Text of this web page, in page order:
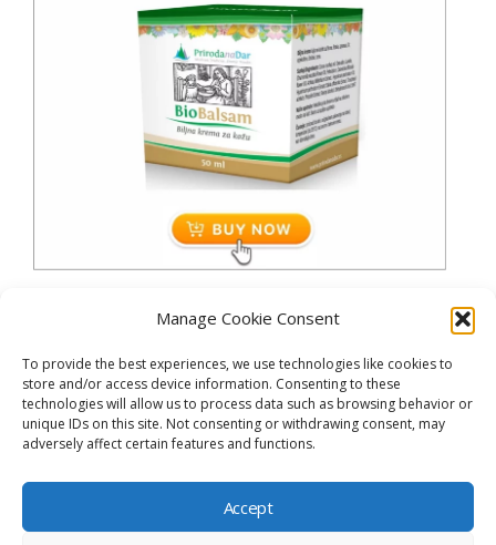
Manage Cookie Consent
To provide the best experiences, we use technologies like cookies to
store and/or access device information. Consenting to these
technologies will allow us to process data such as browsing behavior or
unique IDs on this site. Not consenting or withdrawing consent, may
adversely affect certain features and functions.
Accept